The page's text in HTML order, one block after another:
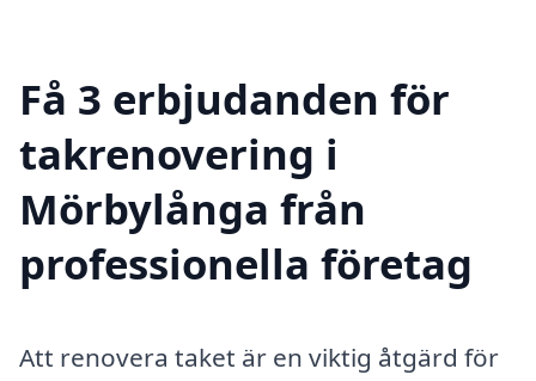
Få 3 erbjudanden för
takrenovering i
Mörbylånga från
professionella företag
Att renovera taket är en viktig åtgärd för